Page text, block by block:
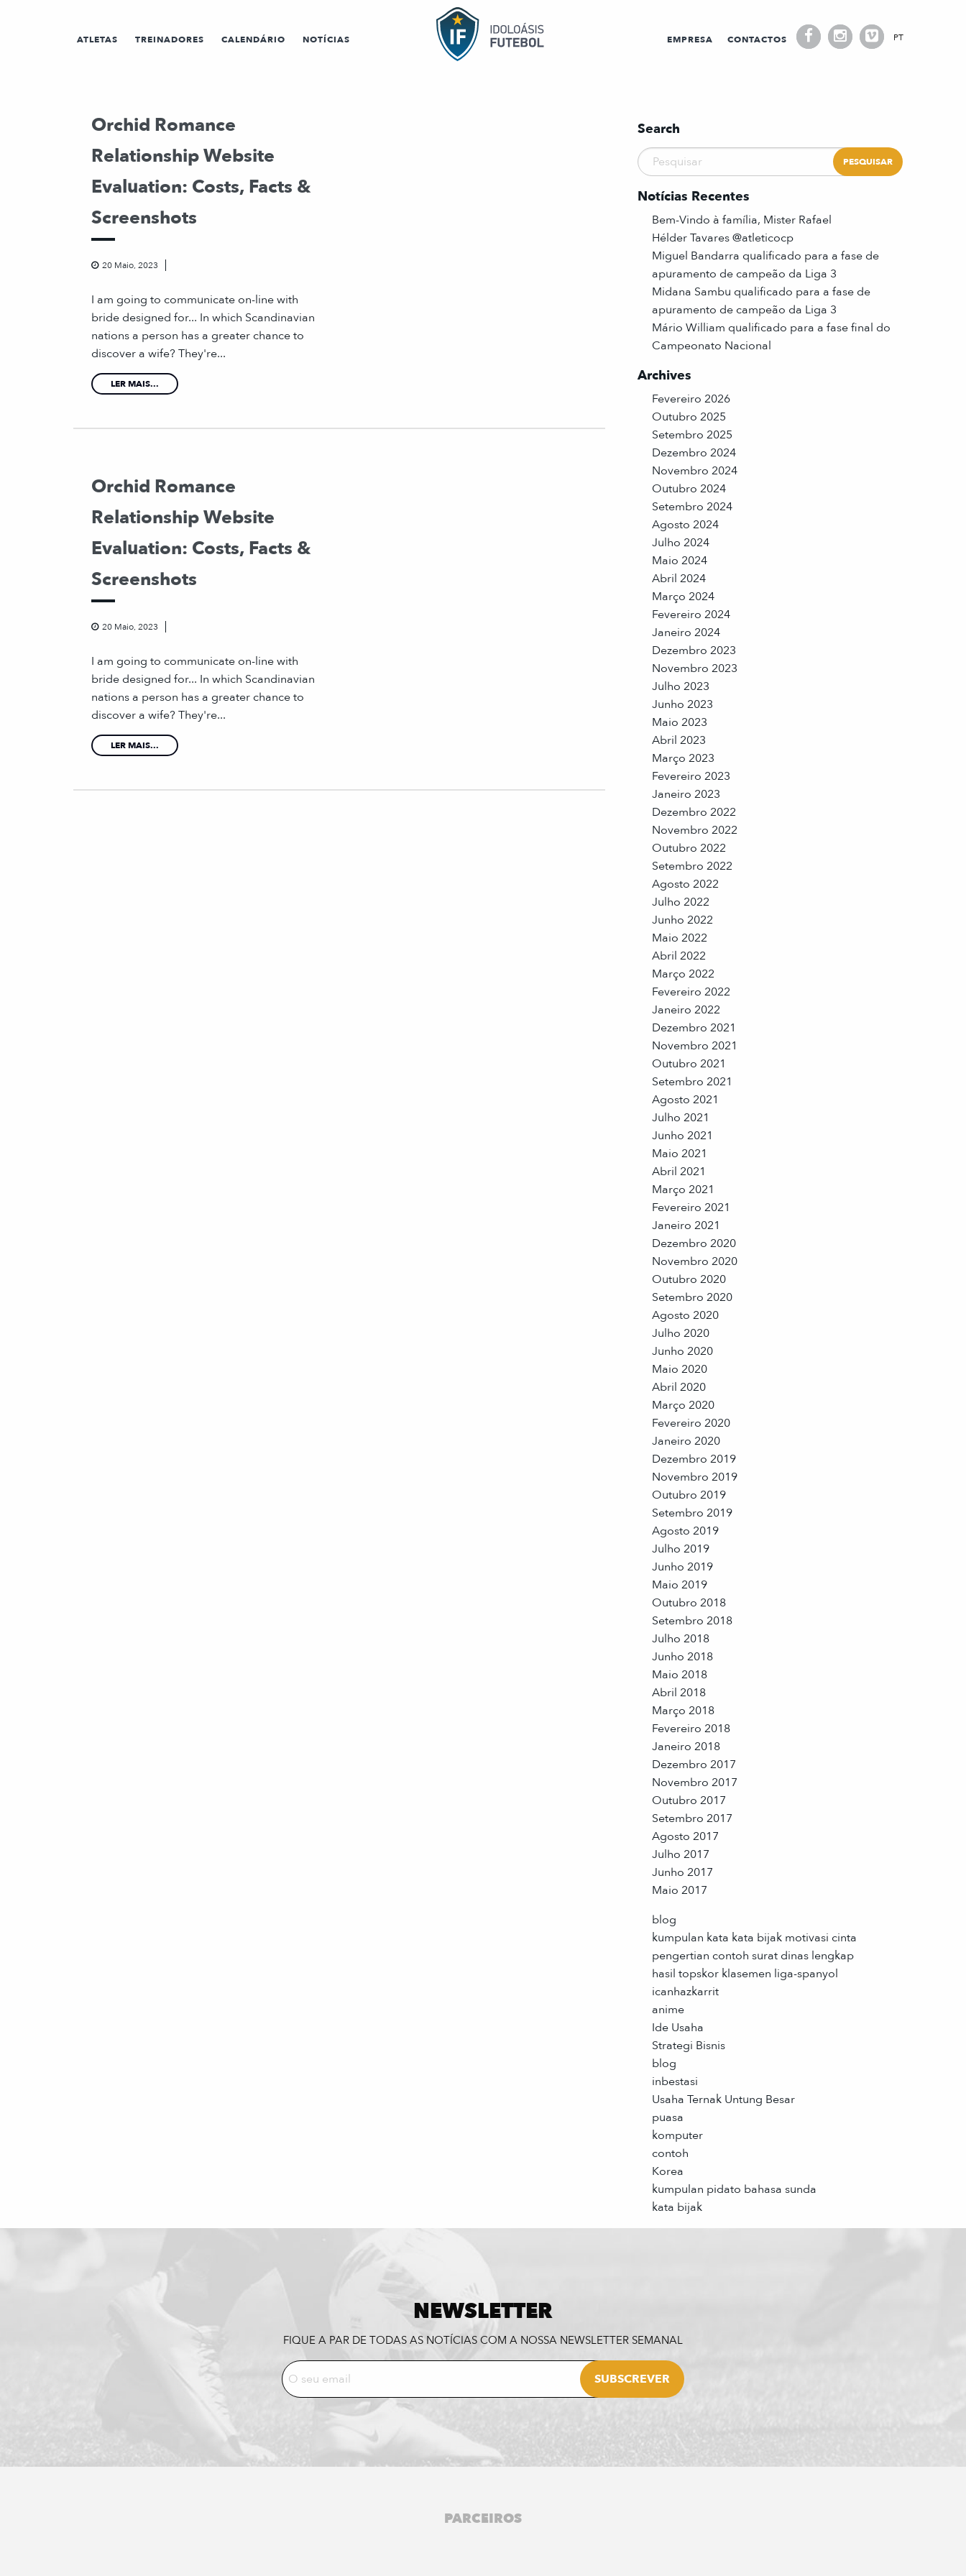
ATLETAS TREINADORES CALENDÁRIO NOTÍCIAS EMPRESA CONTACTOS PT
Orchid Romance
Relationship Website
Evaluation: Costs, Facts &
Screenshots
20 Maio, 2023
I am going to communicate on-line with
bride designed for... In which Scandinavian
nations a person has a greater chance to
discover a wife? They're...
LER MAIS...
Orchid Romance
Relationship Website
Evaluation: Costs, Facts &
Screenshots
20 Maio, 2023
I am going to communicate on-line with
bride designed for... In which Scandinavian
nations a person has a greater chance to
discover a wife? They're...
LER MAIS...
Search
Notícias Recentes
Bem-Vindo à família, Mister Rafael
Hélder Tavares @atleticocp
Miguel Bandarra qualificado para a fase de
apuramento de campeão da Liga 3
Midana Sambu qualificado para a fase de
apuramento de campeão da Liga 3
Mário William qualificado para a fase final do
Campeonato Nacional
Archives
Fevereiro 2026
Outubro 2025
Setembro 2025
Dezembro 2024
Novembro 2024
Outubro 2024
Setembro 2024
Agosto 2024
Julho 2024
Maio 2024
Abril 2024
Março 2024
Fevereiro 2024
Janeiro 2024
Dezembro 2023
Novembro 2023
Julho 2023
Junho 2023
Maio 2023
Abril 2023
Março 2023
Fevereiro 2023
Janeiro 2023
Dezembro 2022
Novembro 2022
Outubro 2022
Setembro 2022
Agosto 2022
Julho 2022
Junho 2022
Maio 2022
Abril 2022
Março 2022
Fevereiro 2022
Janeiro 2022
Dezembro 2021
Novembro 2021
Outubro 2021
Setembro 2021
Agosto 2021
Julho 2021
Junho 2021
Maio 2021
Abril 2021
Março 2021
Fevereiro 2021
Janeiro 2021
Dezembro 2020
Novembro 2020
Outubro 2020
Setembro 2020
Agosto 2020
Julho 2020
Junho 2020
Maio 2020
Abril 2020
Março 2020
Fevereiro 2020
Janeiro 2020
Dezembro 2019
Novembro 2019
Outubro 2019
Setembro 2019
Agosto 2019
Julho 2019
Junho 2019
Maio 2019
Outubro 2018
Setembro 2018
Julho 2018
Junho 2018
Maio 2018
Abril 2018
Março 2018
Fevereiro 2018
Janeiro 2018
Dezembro 2017
Novembro 2017
Outubro 2017
Setembro 2017
Agosto 2017
Julho 2017
Junho 2017
Maio 2017
blog
kumpulan kata kata bijak motivasi cinta
pengertian contoh surat dinas lengkap
hasil topskor klasemen liga-spanyol
icanhazkarrit
anime
Ide Usaha
Strategi Bisnis
blog
inbestasi
Usaha Ternak Untung Besar
puasa
komputer
contoh
Korea
kumpulan pidato bahasa sunda
kata bijak
NEWSLETTER
FIQUE A PAR DE TODAS AS NOTÍCIAS COM A NOSSA NEWSLETTER SEMANAL
PARCEIROS